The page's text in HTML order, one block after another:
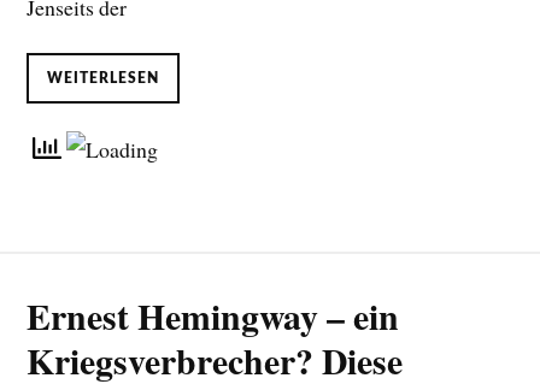
Jenseits der
WEITERLESEN
Ernest Hemingway – ein
Kriegsverbrecher? Diese